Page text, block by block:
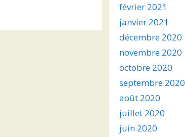
février 2021
janvier 2021
décembre 2020
novembre 2020
octobre 2020
septembre 2020
août 2020
juillet 2020
juin 2020